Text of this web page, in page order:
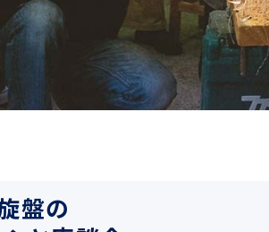
盤の